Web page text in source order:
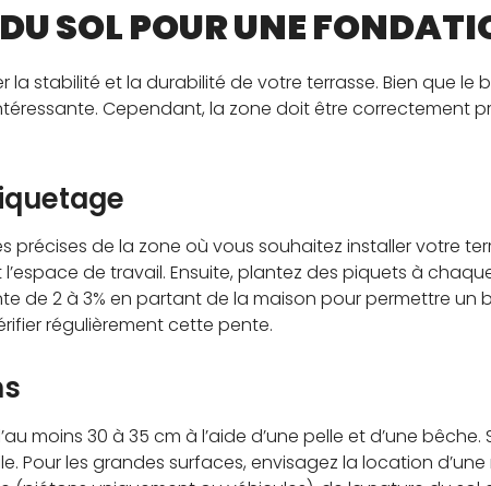
SOL POUR UNE
la stabilité et la durabilité de votre terrasse. Bien que le
Cependant, la zone doit être correctement
précises de la zone où vous souhaitez installer votre
de travail. Ensuite, plantez des piquets à
de 2 à 3% en partant de la maison pour permettre un
régulièrement cette pente.
moins 30 à 35 cm à l’aide d’une pelle et d’une bêche.
Pour les grandes surfaces, envisagez la location